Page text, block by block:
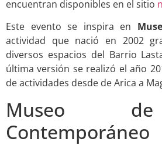
encuentran disponibles en el sitio
Este evento se inspira en
actividad que nació en 2002
diversos espacios del Barrio
última versión se realizó el año
de actividades desde de Arica a
Museo
Contemporáneo